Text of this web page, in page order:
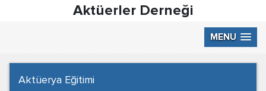
Aktüerler Derneği
MENU
Aktüerya Eğitimi